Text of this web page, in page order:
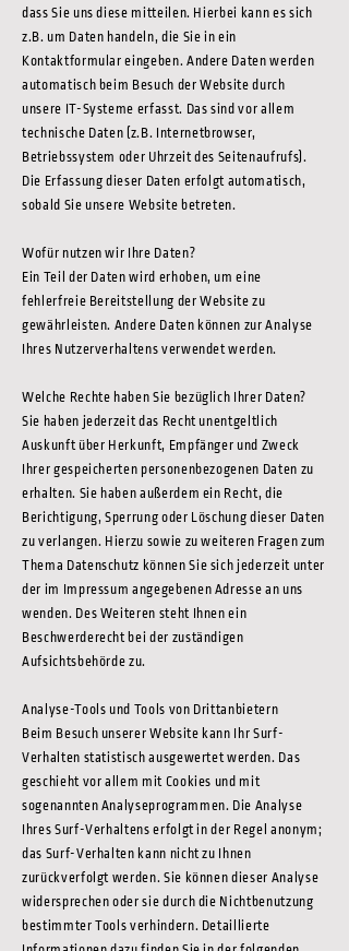
dass Sie uns diese mitteilen. Hierbei kann es sich
z.B. um Daten handeln, die Sie in ein
Kontaktformular eingeben. Andere Daten werden
automatisch beim Besuch der Website durch
unsere IT-Systeme erfasst. Das sind vor allem
technische Daten (z.B. Internetbrowser,
Betriebssystem oder Uhrzeit des Seitenaufrufs).
Die Erfassung dieser Daten erfolgt automatisch,
sobald Sie unsere Website betreten.
Wofür nutzen wir Ihre Daten?
Ein Teil der Daten wird erhoben, um eine
fehlerfreie Bereitstellung der Website zu
gewährleisten. Andere Daten können zur Analyse
Ihres Nutzerverhaltens verwendet werden.
Welche Rechte haben Sie bezüglich Ihrer Daten?
Sie haben jederzeit das Recht unentgeltlich
Auskunft über Herkunft, Empfänger und Zweck
Ihrer gespeicherten personenbezogenen Daten zu
erhalten. Sie haben außerdem ein Recht, die
Berichtigung, Sperrung oder Löschung dieser Daten
zu verlangen. Hierzu sowie zu weiteren Fragen zum
Thema Datenschutz können Sie sich jederzeit unter
der im Impressum angegebenen Adresse an uns
wenden. Des Weiteren steht Ihnen ein
Beschwerderecht bei der zuständigen
Aufsichtsbehörde zu.
Analyse-Tools und Tools von Drittanbietern
Beim Besuch unserer Website kann Ihr Surf-
Verhalten statistisch ausgewertet werden. Das
geschieht vor allem mit Cookies und mit
sogenannten Analyseprogrammen. Die Analyse
Ihres Surf-Verhaltens erfolgt in der Regel anonym;
das Surf-Verhalten kann nicht zu Ihnen
zurückverfolgt werden. Sie können dieser Analyse
widersprechen oder sie durch die Nichtbenutzung
bestimmter Tools verhindern. Detaillierte